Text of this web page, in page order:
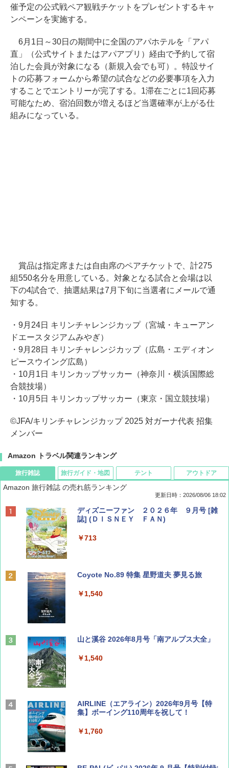
催予定の公式戦ペア観戦チケットをプレゼントするキャ
ンペーンを実施する。
6月1日～30日の期間中に全国のアパホテルを「アパ
直」（公式サイトまたはアパアプリ）経由で予約して宿
泊した会員が対象になる（新規入会でも可）。特設サイ
トの応募フォームから希望の試合などの必要事項を入力
することでエントリーが完了する。1滞在ごとに1回応募
可能なため、宿泊回数が増えるほど当選確率が上がる仕
組みになっている。
賞品は指定席または自由席のペアチケットで、計275
組550名分を用意している。対象となる試合と会場は以
下の4試合で、抽選結果は7月下旬に当選者にメールで通
知する。
・9月24日 キリンチャレンジカップ（宮城・キューアン
ドエースタジアムみやぎ）
・9月28日 キリンチャレンジカップ（広島・エディオン
ピースウイング広島）
・10月1日 キリンカップサッカー（神奈川・横浜国際総
合競技場）
・10月5日 キリンカップサッカー（東京・国立競技場）
©JFA/キリンチャレンジカップ 2025 対ガーナ代表 招集
メンバー
Amazon トラベル関連ランキング
旅行雑誌
Amazon 旅行雑誌 の売れ筋ランキング
更新日時：2026/08/06 18:02
ディズニーファン ２０２６年 ９月号 [雑
誌] (ＤＩＳＮＥＹ ＦＡＮ)
￥713
Coyote No.89 特集 星野道夫 夢見る旅
￥1,540
山と溪谷 2026年8月号「南アルプス大全」
￥1,540
AIRLINE（エアライン）2026年9月号【特
集】ボーイング110周年を祝して！
￥1,760
旅行ガイド・地図 テント アウトドア